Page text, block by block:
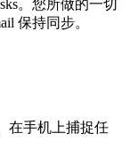
。您所做的一切
保持同步。
在手机上捕捉任